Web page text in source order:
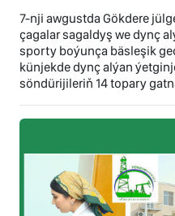
7-nji awgustda Gökdere
çagalar sagaldyş we dynç
sporty boýunça bäsleşik
künjekde dynç alýan
söndürijileriň 14 topary